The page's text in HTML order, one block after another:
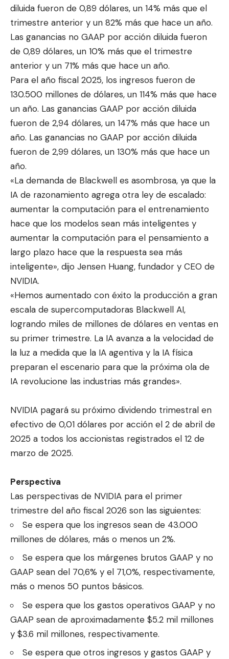
diluida fueron de 0,89 dólares, un 14% más que el
trimestre anterior y un 82% más que hace un año.
Las ganancias no GAAP por acción diluida fueron
de 0,89 dólares, un 10% más que el trimestre
anterior y un 71% más que hace un año.
Para el año fiscal 2025, los ingresos fueron de
130.500 millones de dólares, un 114% más que hace
un año. Las ganancias GAAP por acción diluida
fueron de 2,94 dólares, un 147% más que hace un
año. Las ganancias no GAAP por acción diluida
fueron de 2,99 dólares, un 130% más que hace un
año.
«La demanda de Blackwell es asombrosa, ya que la
IA de razonamiento agrega otra ley de escalado:
aumentar la computación para el entrenamiento
hace que los modelos sean más inteligentes y
aumentar la computación para el pensamiento a
largo plazo hace que la respuesta sea más
inteligente», dijo Jensen Huang, fundador y CEO de
NVIDIA.
«Hemos aumentado con éxito la producción a gran
escala de supercomputadoras Blackwell AI,
logrando miles de millones de dólares en ventas en
su primer trimestre. La IA avanza a la velocidad de
la luz a medida que la IA agentiva y la IA física
preparan el escenario para que la próxima ola de
IA revolucione las industrias más grandes».
NVIDIA pagará su próximo dividendo trimestral en
efectivo de 0,01 dólares por acción el 2 de abril de
2025 a todos los accionistas registrados el 12 de
marzo de 2025.
Perspectiva
Las perspectivas de NVIDIA para el primer
trimestre del año fiscal 2026 son las siguientes:
Se espera que los ingresos sean de 43.000
millones de dólares, más o menos un 2%.
Se espera que los márgenes brutos GAAP y no
GAAP sean del 70,6% y el 71,0%, respectivamente,
más o menos 50 puntos básicos.
Se espera que los gastos operativos GAAP y no
GAAP sean de aproximadamente $5.2 mil millones
y $3.6 mil millones, respectivamente.
Se espera que otros ingresos y gastos GAAP y